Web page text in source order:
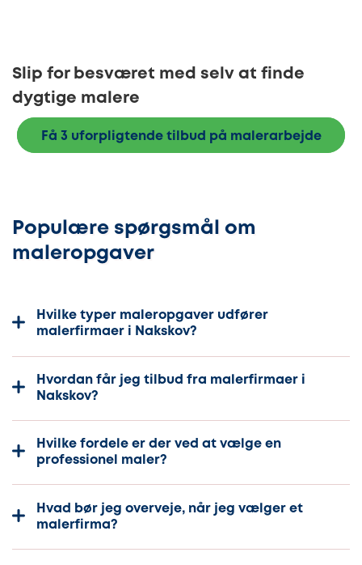
Slip for besværet med selv at finde
dygtige malere
Få 3 uforpligtende tilbud på malerarbejde
Populære spørgsmål om
maleropgaver
Hvilke typer maleropgaver udfører
malerfirmaer i Nakskov?
Hvordan får jeg tilbud fra malerfirmaer i
Nakskov?
Hvilke fordele er der ved at vælge en
professionel maler?
Hvad bør jeg overveje, når jeg vælger et
malerfirma?